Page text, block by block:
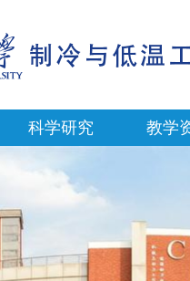
科学研究 教学